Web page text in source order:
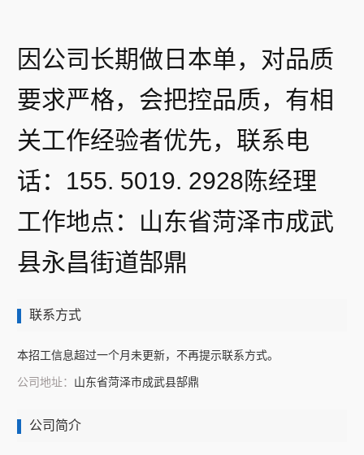
因公司长期做日本单，对品质
要求严格，会把控品质，有相
关工作经验者优先，联系电
话：155. 5019. 2928陈经理
工作地点：山东省菏泽市成武
县永昌街道郜鼎
联系方式
本招工信息超过一个月未更新，不再提示联系方式。
公司地址： 山东省菏泽市成武县郜鼎
公司简介